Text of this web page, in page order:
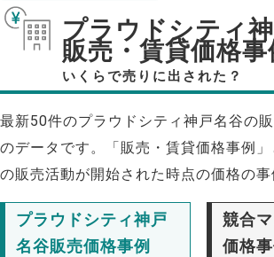
プラウドシティ
販売・賃貸価格事
いくらで売りに出された？
最新50件のプラウドシティ神戸名谷の
のデータです。「販売・賃貸価格事例
の販売活動が開始された時点の価格の事
プラウドシティ神戸
名谷販売価格事例
競合
価格事